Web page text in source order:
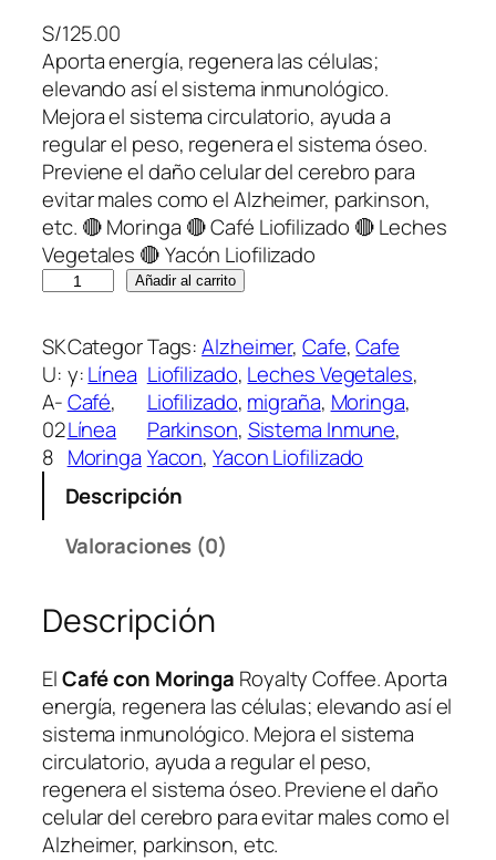
S/125.00
Aporta energía, regenera las células;
elevando así el sistema inmunológico.
Mejora el sistema circulatorio, ayuda a
regular el peso, regenera el sistema óseo.
Previene el daño celular del cerebro para
evitar males como el Alzheimer, parkinson,
etc. 🔴 Moringa 🔴 Café Liofilizado 🔴 Leches
Vegetales 🔴 Yacón Liofilizado
Y
A
L
T
Y
C
E
–
C
A
F
É
C
O
N
Añadir al carrito
SK
U:
A-
02
8
Categor
y:Línea
Café
Línea
Moringa
Tags:Alzheimer, Cafe, Cafe
Liofilizado, Leches Vegetales
Liofilizado, migraña, Moringa
Parkinson, Sistema Inmune
Yacon, Yacon Liofilizado
Descripción
Valoraciones (0)
Descripción
ElCafé con Moringa Royalty Coffee. Aporta
energía, regenera las células; elevando así el
sistema inmunológico. Mejora el sistema
circulatorio, ayuda a regular el peso,
regenera el sistema óseo. Previene el daño
celular del cerebro para evitar males como el
Alzheimer, parkinson, etc.